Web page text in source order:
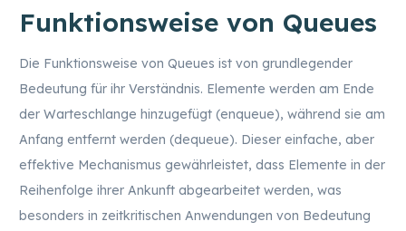
Funktionsweise von Queues
Die Funktionsweise von Queues ist von grundlegender
Bedeutung für ihr Verständnis. Elemente werden am Ende
der Warteschlange hinzugefügt (enqueue), während sie am
Anfang entfernt werden (dequeue). Dieser einfache, aber
effektive Mechanismus gewährleistet, dass Elemente in der
Reihenfolge ihrer Ankunft abgearbeitet werden, was
besonders in zeitkritischen Anwendungen von Bedeutung